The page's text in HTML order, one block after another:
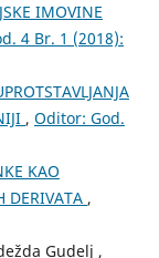
IMOVINE
4 Br. 1 (2018):
, Oditor: God.
KAO
DERIVATA ,
Gudelj ,